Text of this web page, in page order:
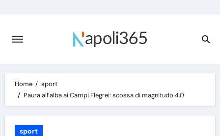
content
Home
sport
Paura all’alba ai Campi Flegrei: scossa di magnitudo 4.0
sport